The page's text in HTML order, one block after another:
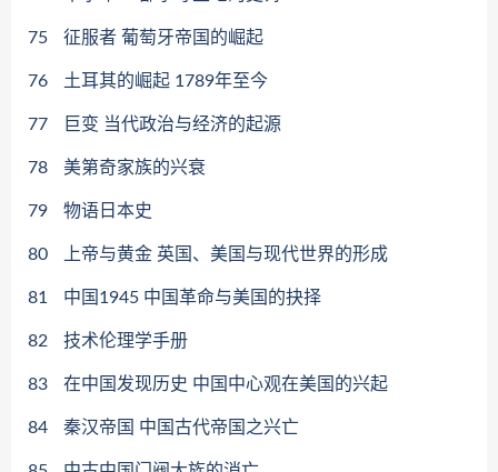
75 征服者 葡萄牙帝国的崛起
76 土耳其的崛起 1789年至今
77 巨变 当代政治与经济的起源
78 美第奇家族的兴衰
79 物语日本史
80 上帝与黄金 英国、美国与现代世界的形成
81 中国1945 中国革命与美国的抉择
82 技术伦理学手册
83 在中国发现历史 中国中心观在美国的兴起
84 秦汉帝国 中国古代帝国之兴亡